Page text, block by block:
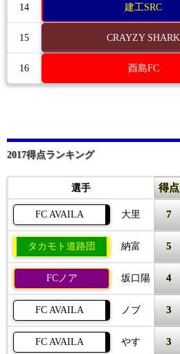
14 建工SRC
15 CRAYZY SHARK
16 酉島FC
2017得点ランキング
選手 得点
FC AVAILA 大里 7
タカモト道路団 納富 5
FCノア 坂口陽 4
FC AVAILA ノブ 3
FC AVAILA やす 3